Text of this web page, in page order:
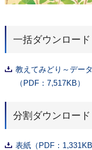
一括ダウンロード
教えてみどり～デー
（PDF：7,517KB）
分割ダウンロード
表紙（PDF：1,331KB